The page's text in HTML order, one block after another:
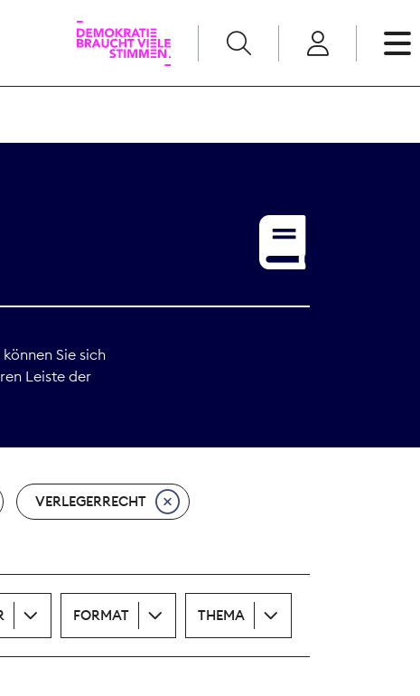
Sie sich
Leiste der
VERLEGERRECHT
FORMAT THEMA